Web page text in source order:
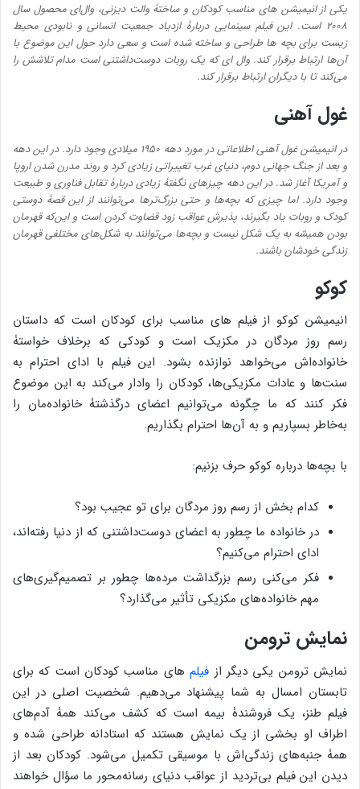
یکی از انیمیشن های مناسب کودکان و ساختۀ والت دیزنی، وال‌ای محصول سال
۲۰۰۸ است. این فیلم سینمایی دربارۀ ازدیاد جمعیت انسانی و نابودی محیط
زیست برای بچه ها طراحی و ساخته شده است و سعی دارد حول این موضوع با
آن‌ها ارتباط برقرار کند. وال ای که یک روبات دوست‌داشتنی است مدام تلاشش را
می‌کند تا با دیگران ارتباط برقرار کند.
غول آهنی
در انیمیشن غول آهنی اطلاعاتی در مورد دهه ۱۹۵۰ میلادی وجود دارد. در این دهه
و بعد از جنگ جهانی دوم، دنیای غرب تغییراتی زیادی کرد و روند مدرن شدن اروپا
و آمریکا آغاز شد. در این دهه چیزهای نگفتۀ زیادی دربارۀ تقابل فناوری و طبیعت
وجود دارد. اما چیزی که بچه‌ها و حتی بزرگ‌ترها می‌توانند از این قصۀ دوستی
کودک و روبات یاد بگیرند، پذیرش عواقب زود قضاوت کردن است و این‌که قهرمان
بودن همیشه به یک شکل نیست و بچه‌ها می‌توانند به شکل‌های مختلفی قهرمان
زندگی خودشان باشند.
کوکو
انیمیشن کوکو از فیلم های مناسب برای کودکان است که داستان
رسم روز مردگان در مکزیک است و کودکی که برخلاف خواستۀ
خانواده‌اش می‌خواهد نوازنده بشود. این فیلم با ادای احترام به
سنت‌ها و عادات مکزیکی‌ها، کودکان را وادار می‌کند به این موضوع
فکر کنند که ما چگونه می‌توانیم اعضای درگذشتۀ خانواده‌مان را
به‌خاطر بسپاریم و به آن‌ها احترام بگذاریم.
با بچه‌ها درباره کوکو حرف بزنیم:
کدام بخش از رسم روز مردگان برای تو عجیب بود؟
در خانواده ما چطور به اعضای دوست‌داشتنی‌ که از دنیا رفته‌اند،
ادای احترام می‌کنیم؟
فکر می‌کنی رسم بزرگداشت مرده‌ها چطور بر تصمیم‌گیری‌های
مهم خانواده‌های مکزیکی تأثیر می‌گذارد؟
نمایش ترومن
نمایش ترومن یکی دیگر از فیلمهای مناسب کودکان است که برای
تابستان امسال به شما پیشنهاد می‌دهیم. شخصیت اصلی در این
فیلم طنز، یک فروشندۀ بیمه است که کشف می‌کند همۀ آدم‌های
اطراف او بخشی از یک نمایش هستند که استادانه طراحی شده و
همۀ جنبه‌های زندگی‌اش با موسیقی تکمیل می‌شود. کودکان بعد از
دیدن این فیلم بی‌تردید از عواقب دنیای رسانه‌محور ما سؤال خواهند